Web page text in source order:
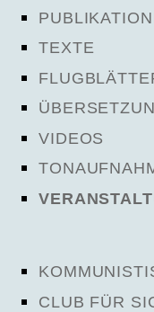
TEXTE
VIDEOS
CLUB FÜR